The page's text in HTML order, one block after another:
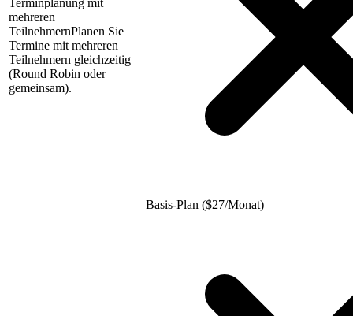
Terminplanung mit
mehreren
TeilnehmernPlanen Sie
Termine mit mehreren
Teilnehmern gleichzeitig
(Round Robin oder
gemeinsam).
Basis-Plan ($27/Monat)